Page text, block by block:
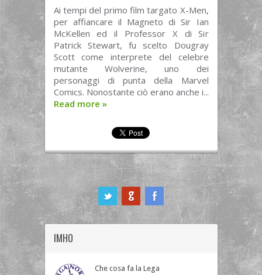
Ai tempi del primo film targato X-Men,
per affiancare il Magneto di Sir Ian
McKellen ed il Professor X di Sir
Patrick Stewart, fu scelto Dougray
Scott come interprete del celebre
mutante Wolverine, uno dei
personaggi di punta della Marvel
Comics. Nonostante ciò erano anche i...
Read more »
IMHO
Che cosa fa la Lega